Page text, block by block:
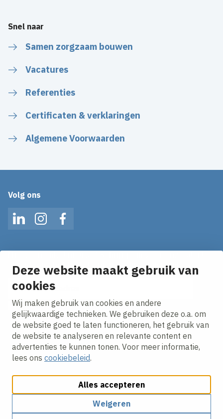
Deze website maakt gebruik van
cookies
Wij maken gebruik van cookies en andere
gelijkwaardige technieken. We gebruiken deze o.a. om
de website goed te laten functioneren, het gebruik van
de website te analyseren en relevante content en
advertenties te kunnen tonen. Voor meer informatie,
lees ons cookiebeleid.
Alles accepteren
Weigeren
Snel naar
Samen zorgzaam bouwen
Vacatures
Referenties
Certificaten & verklaringen
Algemene Voorwaarden
Volg ons
LinkedInInstagramFacebook
en ontvang het laatste nieuws direct in je inbox!
E-mailadres
Ik ga akkoord met hetprivacy statement.
Cookies aanpassenCookie beleidPrivacy policy